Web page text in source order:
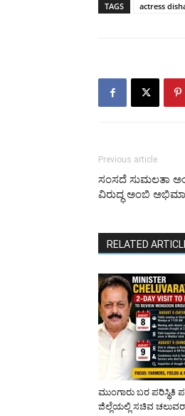
TAGS actress
Previous article
ಸಂಸದೆ ಸುಮಲತಾ
ವಿರುದ್ಧ ಅಂಬಿ
RELATED
ಮುಂಗಾರು ಬರ ಪರಿಸ್ಥಿತಿ
ಜಿಲ್ಲೆಯಲ್ಲಿ ಸಚಿವ